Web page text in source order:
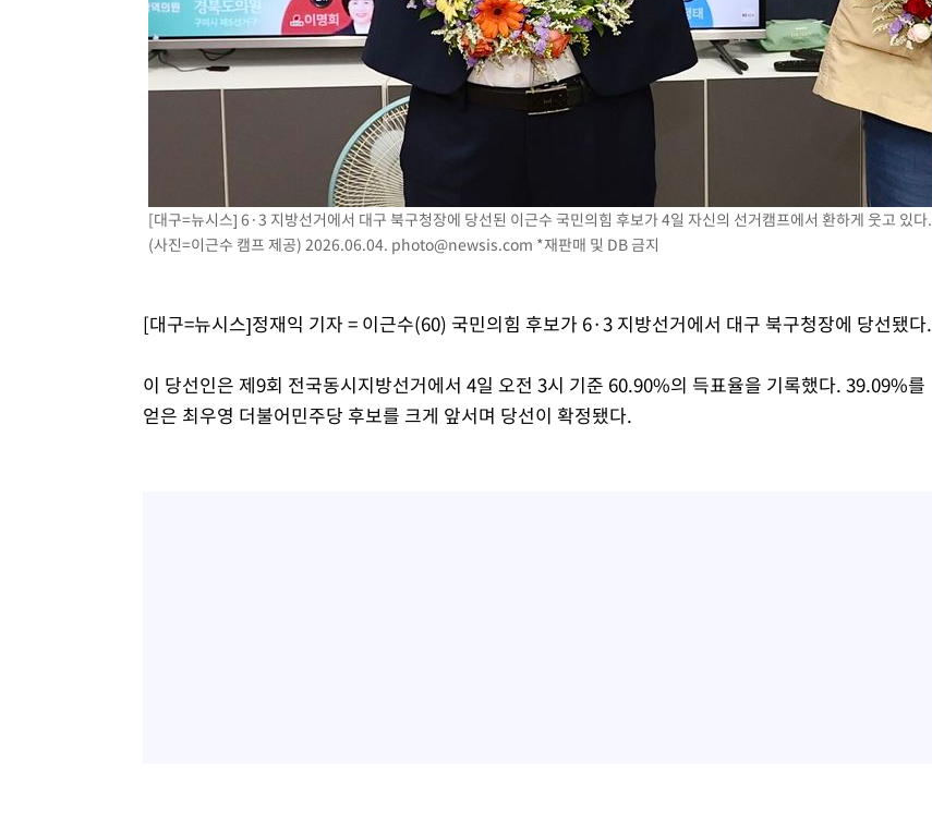
[대구=뉴시스] 6·3 지방선거에서 대구 북구청장에 당선된 이근수 국민의힘 후보가 4일 자신의 선거캠프에서 환하게 웃고 있다.
(사진=이근수 캠프 제공) 2026.06.04. photo@newsis.com *재판매 및 DB 금지
[대구=뉴시스]정재익 기자 = 이근수(60) 국민의힘 후보가 6·3 지방선거에서 대구 북구청장에 당선됐다.
이 당선인은 제9회 전국동시지방선거에서 4일 오전 3시 기준 60.90%의 득표율을 기록했다. 39.09%를
얻은 최우영 더불어민주당 후보를 크게 앞서며 당선이 확정됐다.